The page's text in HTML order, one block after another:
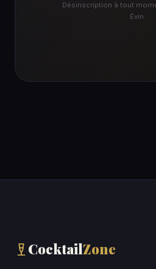
Désinscription à tout
Évin
CocktailZone